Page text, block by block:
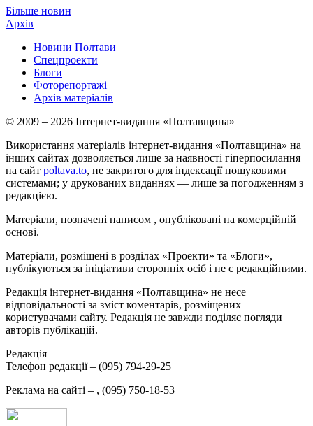
Більше новин
Архів
Новини Полтави
Спецпроекти
Блоги
Фоторепортажі
Архів матеріалів
© 2009 – 2026 Інтернет-видання «Полтавщина»
Використання матеріалів інтернет-видання «Полтавщина» на
інших сайтах дозволяється лише за наявності гіперпосилання
на сайт poltava.to, не закритого для індексації пошуковими
системами; у друкованих виданнях — лише за погодженням з
редакцією.
Матеріали, позначені написом , опубліковані на комерційній
основі.
Матеріали, розміщені в розділах «Проекти» та «Блоги»,
публікуються за ініціативи сторонніх осіб і не є редакційними.
Редакція інтернет-видання «Полтавщина» не несе
відповідальності за зміст коментарів, розміщених
користувачами сайту. Редакція не завжди поділяє погляди
авторів публікацій.
Редакція –
Телефон редакції – (095) 794-29-25
Реклама на сайті – , (095) 750-18-53